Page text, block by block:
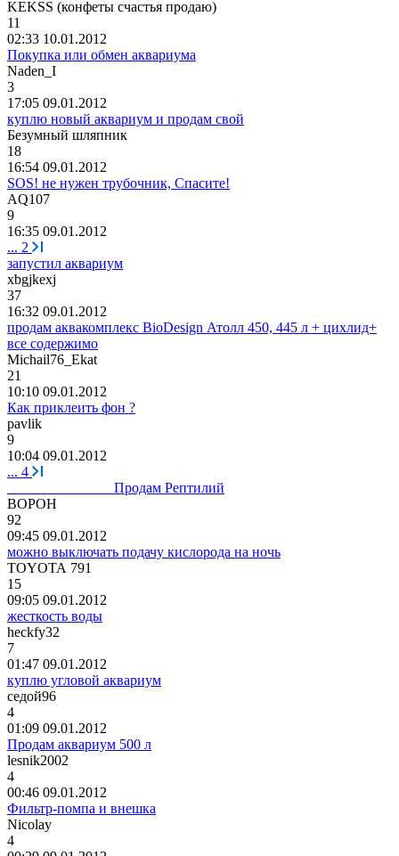
KEKSS (конфеты счастья продаю)
11
02:33 10.01.2012
Покупка или обмен аквариума
Naden_I
3
17:05 09.01.2012
куплю новый аквариум и продам свой
Безумный шляпник
18
16:54 09.01.2012
SOS! не нужен трубочник, Спасите!
AQ107
9
16:35 09.01.2012
... 2
запустил аквариум
xbgjkexj
37
16:32 09.01.2012
продам аквакомплекс BioDesign Атолл 450, 445 л + цихлид+
все содержимо
Michail76_Ekat
21
10:10 09.01.2012
Как приклеить фон ?
pavlik
9
10:04 09.01.2012
... 4
_______________Продам Рептилий
BОPОH
92
09:45 09.01.2012
можно выключать подачу кислорода на ночь
TOYOTA 791
15
09:05 09.01.2012
жесткость воды
heckfy32
7
01:47 09.01.2012
куплю угловой аквариум
седой96
4
01:09 09.01.2012
Продам аквариум 500 л
lesnik2002
4
00:46 09.01.2012
Фильтр-помпа и внешка
Nicolay
4